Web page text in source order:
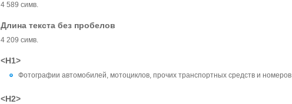
4 589 симв.
Длина текста без пробелов
4 209 симв.
<H1>
Фотографии автомобилей, мотоциклов, прочих транспортных средств и номеров
<H2>